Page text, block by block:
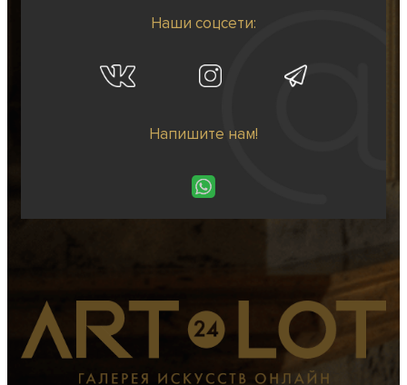
Наши соцсети:
Напишите нам!